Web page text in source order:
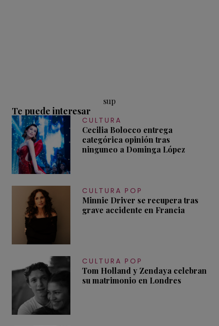
sup
Te puede interesar
CULTURA
Cecilia Bolocco entrega
categórica opinión tras
ninguneo a Dominga López
CULTURA POP
Minnie Driver se recupera tras
grave accidente en Francia
CULTURA POP
Tom Holland y Zendaya celebran
su matrimonio en Londres